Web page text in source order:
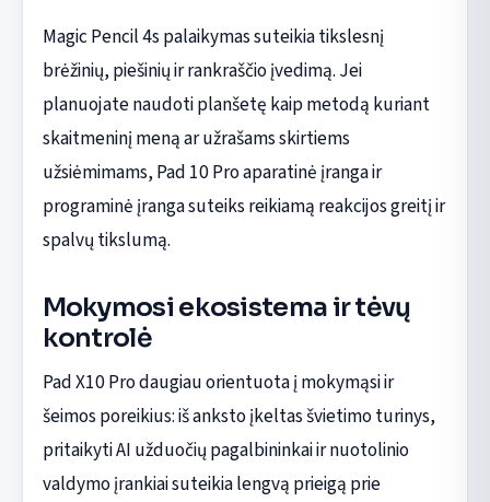
Magic Pencil 4s palaikymas suteikia tikslesnį
brėžinių, piešinių ir rankraščio įvedimą. Jei
planuojate naudoti planšetę kaip metodą kuriant
skaitmeninį meną ar užrašams skirtiems
užsiėmimams, Pad 10 Pro aparatinė įranga ir
programinė įranga suteiks reikiamą reakcijos greitį ir
spalvų tikslumą.
Mokymosi ekosistema ir tėvų
kontrolė
Pad X10 Pro daugiau orientuota į mokymąsi ir
šeimos poreikius: iš anksto įkeltas švietimo turinys,
pritaikyti AI užduočių pagalbininkai ir nuotolinio
valdymo įrankiai suteikia lengvą prieigą prie